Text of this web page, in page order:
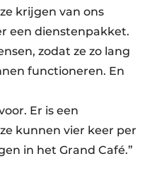
krijgen van ons
een dienstenpakket.
zodat ze zo lang
functioneren. En
Er is een
kunnen vier keer per
in het Grand Café.”